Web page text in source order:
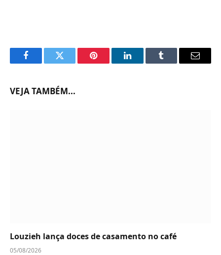
FacebookTwitter Pinterest LinkedInTumblr Email
VEJA TAMBÉM...
Louzieh lança doces de casamento no café
05/08/2026